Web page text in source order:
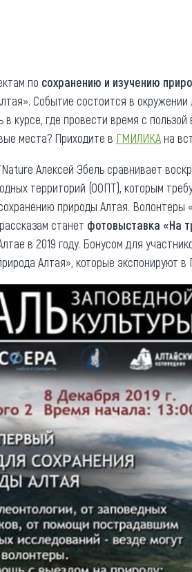
(сувениры)
Как
по сохранению и изучению
Событие состоится в
курсе, где провести время с
места? Приходите в ГМИЛИКАна
Алексей Эбель сравнивает
территорий (ООПТ), которым
природы Алтая. Волонтеры
станет фотовыставка «На
в 2019 году. Бонусом для
Алтая», которые экспонируют